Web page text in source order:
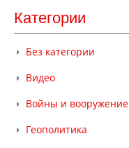
Категории
Без категории
Видео
Войны и вооружение
Геополитика